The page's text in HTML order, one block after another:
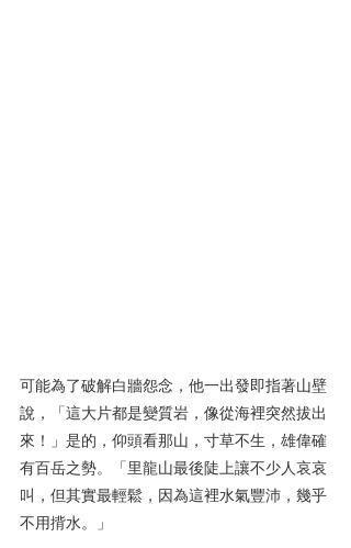
可能為了破解白牆怨念，他一出發即指著山壁
說，「這大片都是變質岩，像從海裡突然拔出
來！」是的，仰頭看那山，寸草不生，雄偉確
有百岳之勢。「里龍山最後陡上讓不少人哀哀
叫，但其實最輕鬆，因為這裡水氣豐沛，幾乎
不用揹水。」